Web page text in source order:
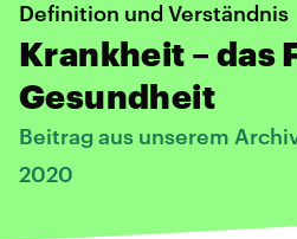
Definition und Verständnis
Krankheit – das
Gesundheit
Beitrag aus unserem
2020